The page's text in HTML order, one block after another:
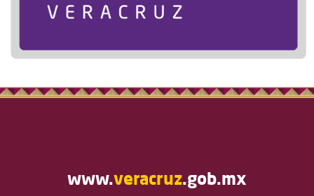
www.veracruz.gob.mx